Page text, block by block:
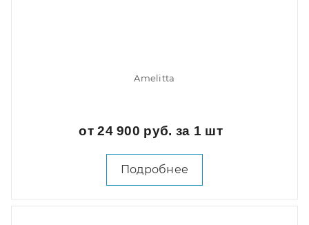
Amelitta
от 24 900 руб. за 1 шт
Подробнее